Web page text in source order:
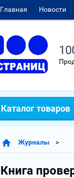
Главная Новости
Журналы
Книга
Каталог товаров